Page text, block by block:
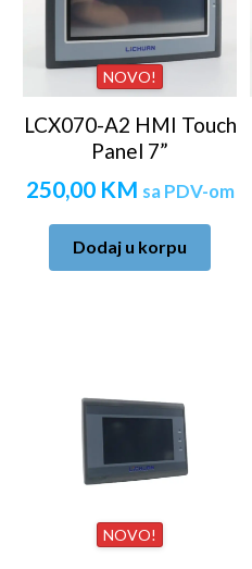
NOVO!
LCX070-A2 HMI Touch
Panel 7”
250,00 KM sa PDV-om
Dodaj u korpu
NOVO!